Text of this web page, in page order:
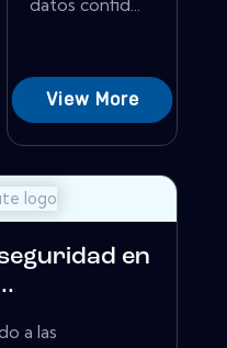
datos confid...
View More
en
a las